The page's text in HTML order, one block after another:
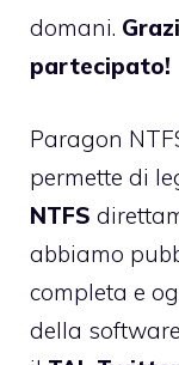
domani.
partecipato!
Paragon
permette di
NTFS
abbiamo
completa e
della